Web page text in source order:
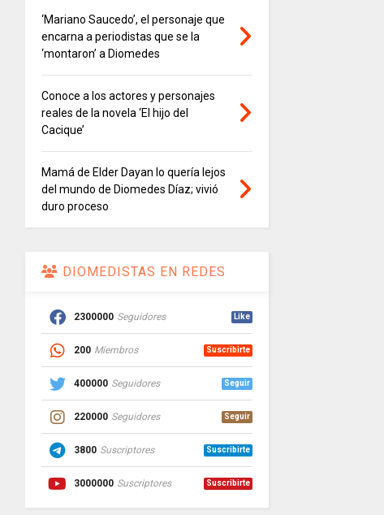
‘Mariano Saucedo’, el personaje que
encarna a periodistas que se la
‘montaron’ a Diomedes
Conoce a los actores y personajes
reales de la novela ‘El hijo del
Cacique’
Mamá de Elder Dayan lo quería lejos
del mundo de Diomedes Díaz; vivió
duro proceso
DIOMEDISTAS EN REDES
2300000 Seguidores Like
200 Miembros Suscribirte
400000 Seguidores Seguir
220000 Seguidores Seguir
3800 Suscriptores Suscribirte
3000000 Suscriptores Suscribirte